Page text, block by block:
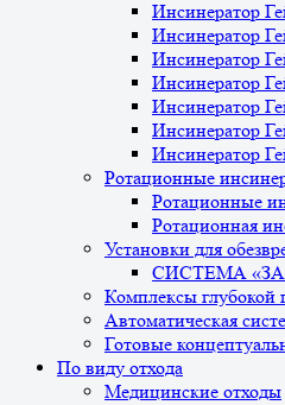
Инсинератор
Инсинератор
Инсинератор
Инсинератор
Инсинератор
Инсинератор
Инсинератор
Ротационные
Ротационные
Ротационная
Установки для
СИСТЕМА
Комплексы глубокой
Автоматическая
Готовые
По виду отхода
Медицинские отходы